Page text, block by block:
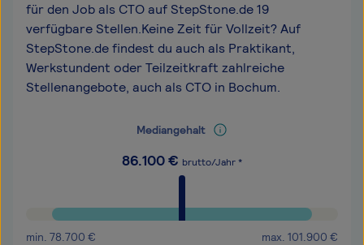
für den Job als CTO auf StepStone.de 19
verfügbare Stellen.Keine Zeit für Vollzeit? Auf
StepStone.de findest du auch als Praktikant,
Werkstundent oder Teilzeitkraft zahlreiche
Stellenangebote, auch als CTO in Bochum.
Mediangehalt
86.100€ brutto/Jahr *
min. 78.700 € max. 101.900 €